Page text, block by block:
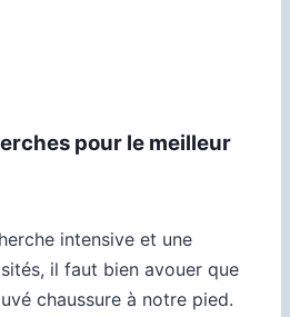
pour le meilleur
intensive et une
il faut bien avouer que
chaussure à notre pied.